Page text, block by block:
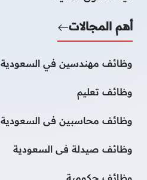
أهم المجالات
وظائف مهندسين في السعودية
وظائف تعليم
وظائف محاسبين فى السعودية
وظائف صيدلة فى السعودية
وظائف حكومية